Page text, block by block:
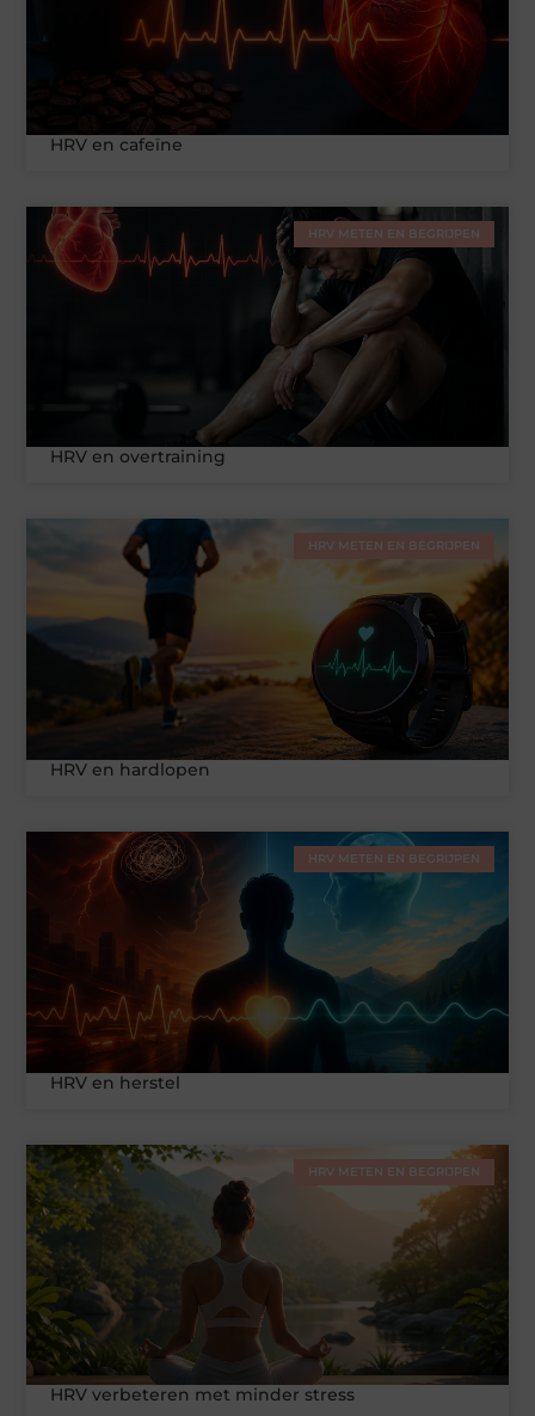
HRV en cafeïne
HRV METEN EN BEGRIJPEN
HRV en overtraining
HRV METEN EN BEGRIJPEN
HRV en hardlopen
HRV METEN EN BEGRIJPEN
HRV en herstel
HRV METEN EN BEGRIJPEN
HRV verbeteren met minder stress